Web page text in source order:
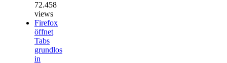
72.458
views
Firefox
öffnet
Tabs
grundlos
in